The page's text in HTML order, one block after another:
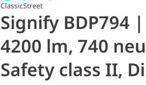
ClassicStreet
Signify BDP794 |
4200 lm, 740
Safety class II,